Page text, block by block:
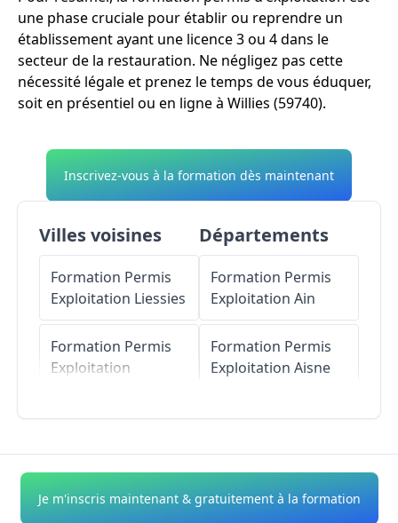
une phase cruciale pour établir ou reprendre un
établissement ayant une licence 3 ou 4 dans le
secteur de la restauration. Ne négligez pas cette
nécessité légale et prenez le temps de vous éduquer,
soit en présentiel ou en ligne à Willies (59740).
Inscrivez-vous à la formation dès maintenant
Villes voisines
Formation Permis
Exploitation Liessies
Formation Permis
Exploitation
Exploitation
Ramousies
Départements
Formation Permis
Exploitation Ain
Formation Permis
Exploitation Aisne
Formation Permis
ExploitationAlpes-
Je m'inscris maintenant & gratuitement à la formation